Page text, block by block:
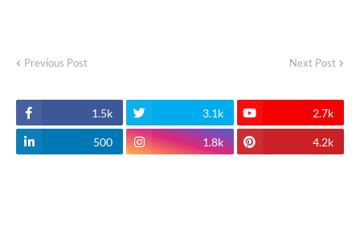
Previous Post Next Post
1.5k 3.1k 2.7k
500 1.8k 4.2k